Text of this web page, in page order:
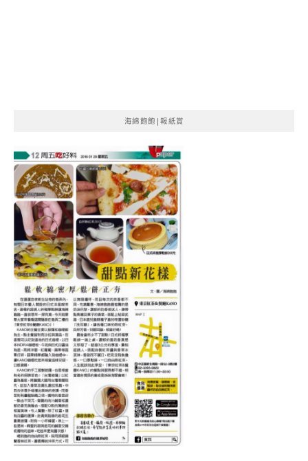
海綿飽飽|報紙賞